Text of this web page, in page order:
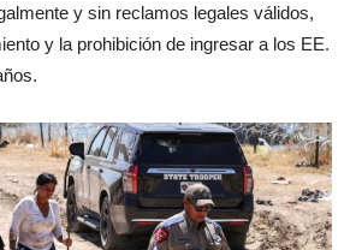
y sin reclamos legales válidos,
y la prohibición de ingresar a los EE.